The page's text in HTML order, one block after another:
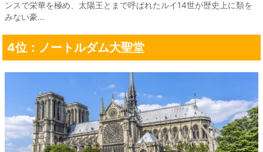
ンスで栄華を極め、太陽王とまで呼ばれたルイ14世が歴史上に類を
みない豪…
4位：ノートルダム大聖堂